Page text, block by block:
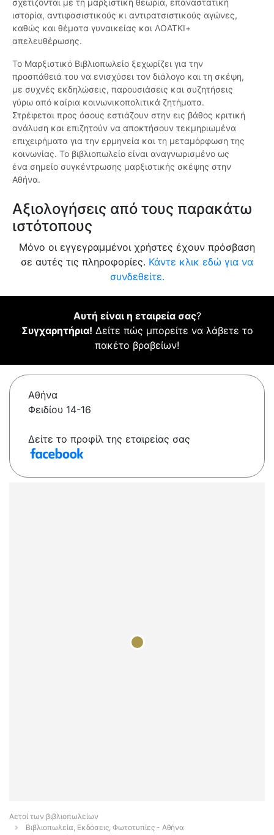
σχετίζονται με τη μαρξιστική θεωρία, επαναστατική
ιστορία, αντιφασιστικούς κι αντιρατσιστικούς αγώνες,
καθώς και θέματα γυναικείας και ΛΟΑΤΚΙ+
απελευθέρωσης.
Το Μαρξιστικό Βιβλιοπωλείο ξεχωρίζει για την
προσπάθειά του να ενισχύσει τον διάλογο και τη σκέψη,
με συχνές εκδηλώσεις, παρουσιάσεις και συζητήσεις
γύρω από καίρια κοινωνικοπολιτικά ζητήματα.
Στρέφεται προς όσους εστιάζουν στην εις βάθος κριτική
ανάλυση και επιζητούν να αποκτήσουν τεκμηριωμένα
επιχειρήματα για την ερμηνεία και τη μεταμόρφωση της
κοινωνίας. Το βιβλιοπωλείο είναι αναγνωρισμένο ως
ένα σημείο συγκέντρωσης μαρξιστικής σκέψης στην
Αθήνα.
Αξιολογήσεις από τους παρακάτω
ιστότοπους
Μόνο οι εγγεγραμμένοι χρήστες έχουν πρόσβαση
σε αυτές τις πληροφορίες. Κάντε κλικ εδώ για να
συνδεθείτε.
Αυτή είναι η εταιρεία σας?
Συγχαρητήρια! Δείτε πώς μπορείτε να λάβετε το
πακέτο βραβείων!
Αθήνα
Φειδίου 14-16
Δείτε το προφίλ της εταιρείας σας
Αετοί των βιβλιοπωλείων
Βιβλιοπωλεία, Εκδόσεις, Φωτοτυπίες - Αθήνα